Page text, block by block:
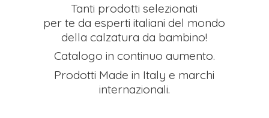
Tanti prodotti selezionati
per te da esperti italiani del mondo
della calzatura da bambino!
Catalogo in continuo aumento.
Prodotti Made in Italy e marchi
internazionali.